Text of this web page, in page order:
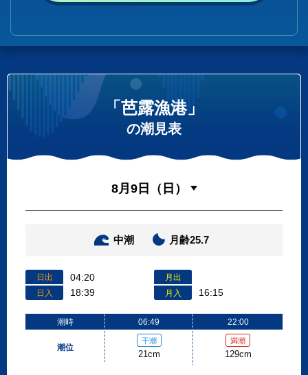
「芭露漁港」
の潮見表
中潮 月齢25.7
日出 04:20
日入 18:39
月出
月入
16:15
潮時
潮位
06:49
干潮
21cm
22:00
満潮
129cm